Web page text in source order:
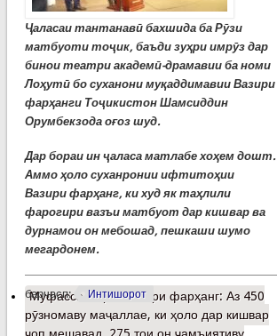
Ҷаласаи тантанавӣ бахшида ба Рӯзи
матбуоти тоҷик, баъди зуҳри имрӯз дар
бинои театри академӣ-драмавии ба номи
Лоҳутӣ бо суханони муқаддимавии Вазири
фарҳанги Тоҷикистон Шамсиддин
Орумбекзода оғоз шуд.
Дар бораи ин ҷаласа матлабе хоҳем дошт.
Аммо ҳоло суханронии ифтитоҳии
Вазири фарҳанг, ки худ як таҳлили
фарогири вазъи матбуот дар кишвар ва
дурнамои он мебошад, пешкаши шумо
мегардонем.
барчасп: Интишорот
Муфассалтаро Вазири фарҳанг: Аз 450
рӯзномаву маҷаллае, ки ҳоло дар кишвар